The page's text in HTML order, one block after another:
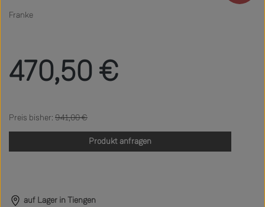
Franke
470,50 €
Regulärer Preis:
941,00 €
Produkt anfragen
auf Lager in Tiengen